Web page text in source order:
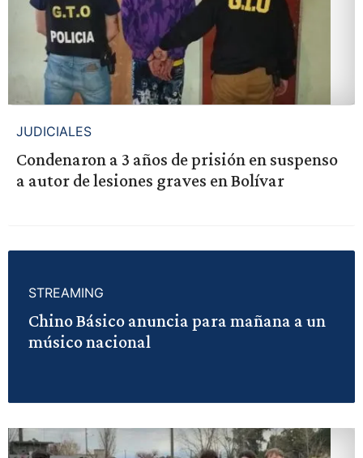
JUDICIALES
Condenaron a 3 años de prisión en suspenso
a autor de lesiones graves en Bolívar
STREAMING
Chino Básico anuncia para mañana a un
músico nacional